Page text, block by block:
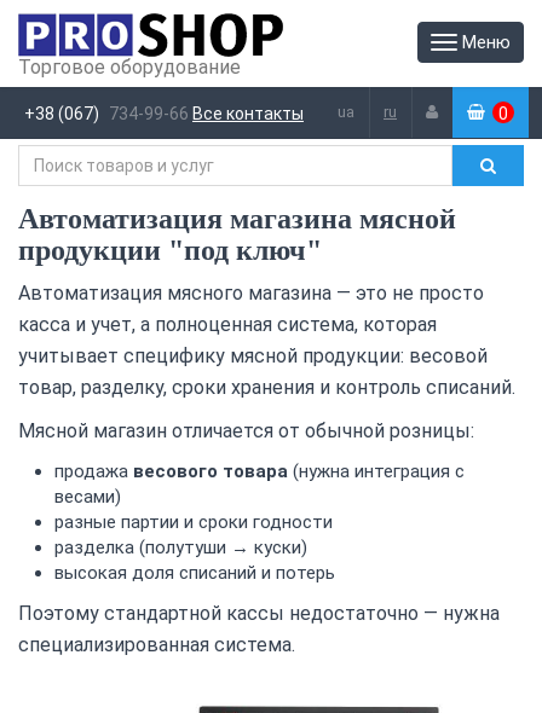
Меню
Торговое оборудование
+38 (067) 734-99-66 Все контакты ua ru (0 )
Автоматизация магазина мясной
продукции "под ключ"
Автоматизация мясного магазина — это не просто
касса и учет, а полноценная система, которая
учитывает специфику мясной продукции: весовой
товар, разделку, сроки хранения и контроль списаний.
Мясной магазин отличается от обычной розницы:
продажа весового товара (нужна интеграция с
весами)
разные партии и сроки годности
разделка (полутуши → куски)
высокая доля списаний и потерь
Поэтому стандартной кассы недостаточно — нужна
специализированная система.